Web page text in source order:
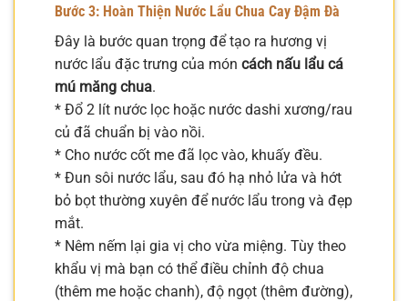
Bước 3: Hoàn Thiện Nước Lẩu Chua Cay Đậm Đà
Đây là bước quan trọng để tạo ra hương vị
nước lẩu đặc trưng của món cách nấu lẩu cá
mú măng chua.
* Đổ 2 lít nước lọc hoặc nước dashi xương/rau
củ đã chuẩn bị vào nồi.
* Cho nước cốt me đã lọc vào, khuấy đều.
* Đun sôi nước lẩu, sau đó hạ nhỏ lửa và hớt
bỏ bọt thường xuyên để nước lẩu trong và đẹp
mắt.
* Nêm nếm lại gia vị cho vừa miệng. Tùy theo
khẩu vị mà bạn có thể điều chỉnh độ chua
(thêm me hoặc chanh), độ ngọt (thêm đường),